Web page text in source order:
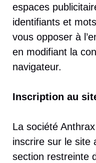
espaces
identifiants et
vous opposer à
en modifiant la
navigateur.
Inscription au
La société
inscrire sur le site
section restreinte